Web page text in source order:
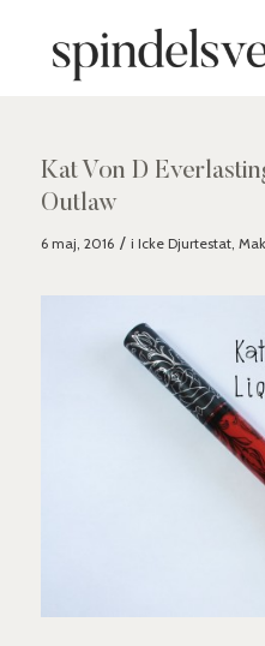
Kat Von D
Outlaw
6 maj, 2016 / i Icke Djurtestat,